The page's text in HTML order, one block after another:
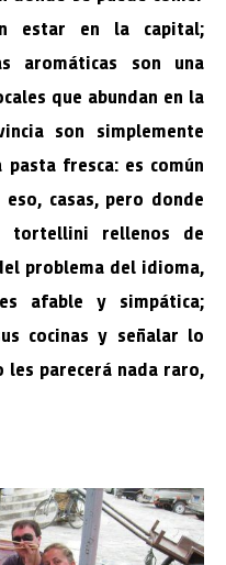
estar en la capital;
aromáticas son una
que abundan en la
son simplemente
fresca: es común
casas, pero donde
tortellini rellenos de
problema del idioma,
afable y simpática;
cocinas y señalar lo
les parecerá nada raro,